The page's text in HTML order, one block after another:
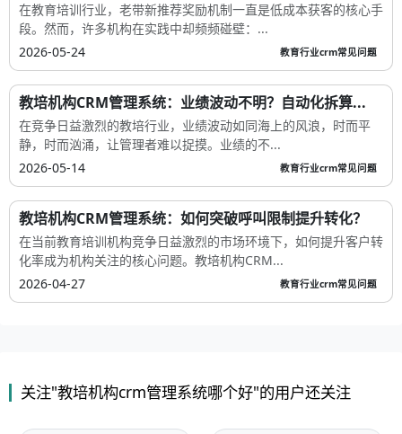
在教育培训行业，老带新推荐奖励机制一直是低成本获客的核心手
段。然而，许多机构在实践中却频频碰壁：...
2026-05-24
教育行业crm常见问题
教培机构CRM管理系统：业绩波动不明？自动化拆算...
在竞争日益激烈的教培行业，业绩波动如同海上的风浪，时而平
静，时而汹涌，让管理者难以捉摸。业绩的不...
2026-05-14
教育行业crm常见问题
教培机构CRM管理系统：如何突破呼叫限制提升转化？
在当前教育培训机构竞争日益激烈的市场环境下，如何提升客户转
化率成为机构关注的核心问题。教培机构CRM...
2026-04-27
教育行业crm常见问题
关注"教培机构crm管理系统哪个好"的用户还关注